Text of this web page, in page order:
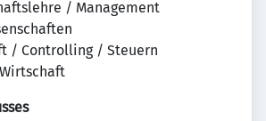
/ Management
/ Controlling / Steuern